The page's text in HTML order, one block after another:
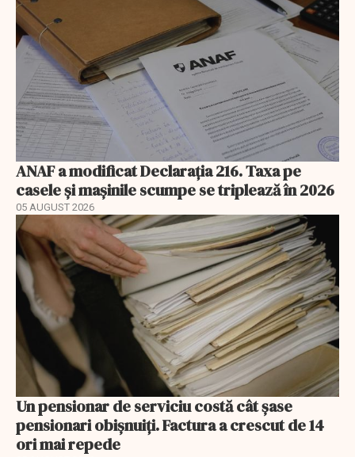
ANAF a modificat Declarația 216. Taxa pe
casele și mașinile scumpe se triplează în 2026
05 AUGUST 2026
Un pensionar de serviciu costă cât șase
pensionari obișnuiți. Factura a crescut de 14
ori mai repede